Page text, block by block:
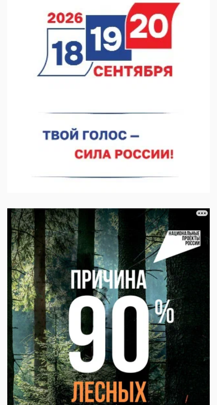
Нижегородские хирурги выполнили трансоральную
операцию на щитовидной железе
06.08.2026 15:03
Более 30 нижегородцев прошли обучение для соцконтракта
06.08.2026 14:46